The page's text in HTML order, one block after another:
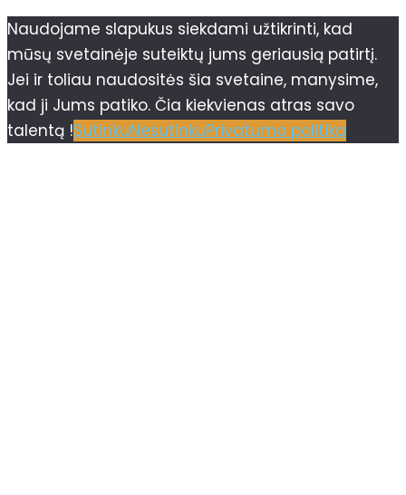
Naudojame slapukus siekdami užtikrinti, kad
mūsų svetainėje suteiktų jums geriausią patirtį.
Jei ir toliau naudositės šia svetaine, manysime,
kad ji Jums patiko. Čia kiekvienas atras savo
talentą !SutinkuNesutinkuPrivatumo politika